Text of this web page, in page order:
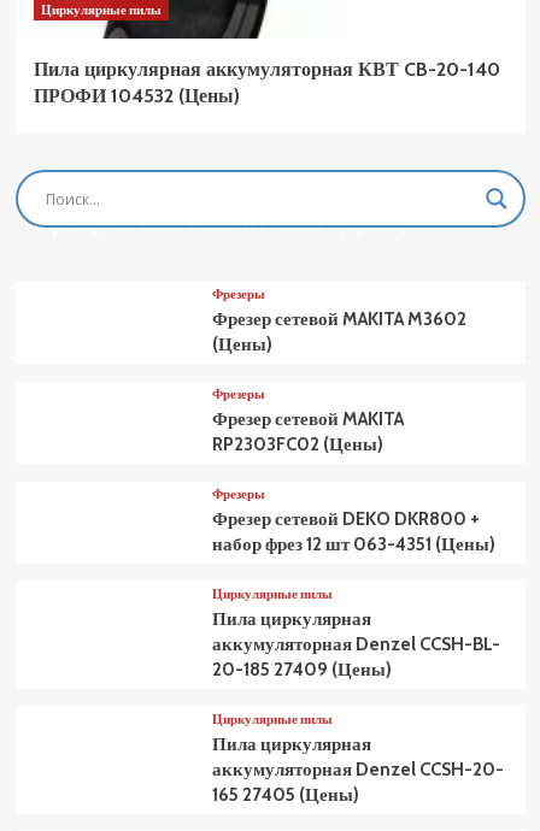
Циркулярные пилы
Пила циркулярная аккумуляторная КВТ CB-20-140
ПРОФИ 104532 (Цены)
Фрезеры
Фрезер сетевой MAKITA M3601 (Цены)
Фрезеры
Фрезер сетевой MAKITA M3602
(Цены)
Фрезеры
Фрезер сетевой MAKITA
RP2303FC02 (Цены)
Фрезеры
Фрезер сетевой DEKO DKR800 +
набор фрез 12 шт 063-4351 (Цены)
Циркулярные пилы
Пила циркулярная
аккумуляторная Denzel CCSH-BL-
20-185 27409 (Цены)
Циркулярные пилы
Пила циркулярная
аккумуляторная Denzel CCSH-20-
165 27405 (Цены)